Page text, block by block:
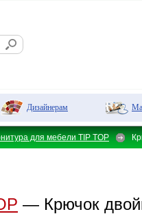
Дизайнерам
для мебели TIP TOP
— Крючок